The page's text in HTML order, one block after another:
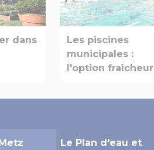
dans
Les piscines
municipales :
l'option fraîcheur
Le Plan d'eau et